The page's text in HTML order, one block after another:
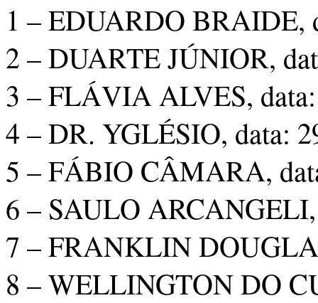
1 – EDUARDO BRAIDE,
2 – DUARTE JÚNIOR,
3 – FLÁVIA ALVES,
4 – DR. YGLÉSIO, data:
5 – FÁBIO CÂMARA,
6 – SAULO
7 – FRANKLIN
8 – WELLINGTON DO